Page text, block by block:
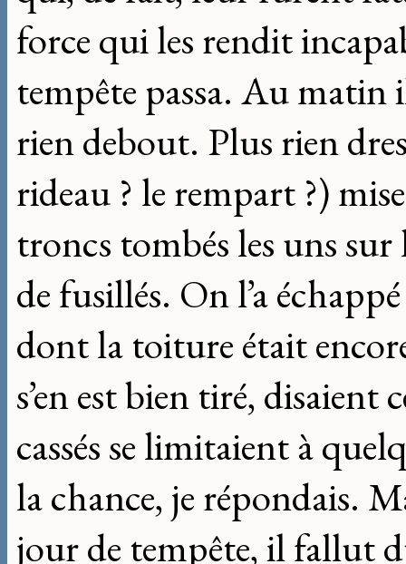
force qui les rendit
tempête passa. Au matin
rien debout. Plus rien
rideau ? le rempart ?)
troncs tombés les uns
de fusillés. On l’a
dont la toiture était
s’en est bien tiré, disaient
cassés se limitaient à
la chance, je répondais.
jour de tempête, il fallut